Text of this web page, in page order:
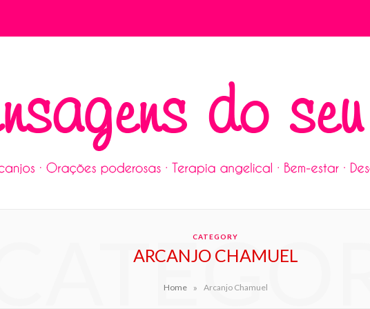
CATEGORY
ARCANJO CHAMUEL
Home » Arcanjo Chamuel